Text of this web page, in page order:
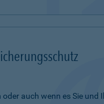
oder auch wenn es Sie und